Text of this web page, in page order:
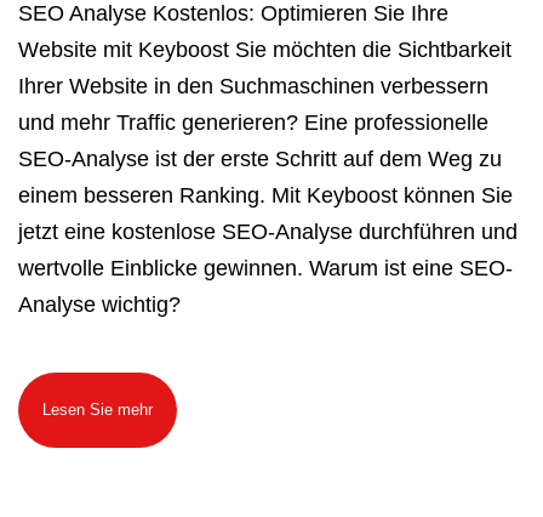
SEO Analyse Kostenlos: Optimieren Sie Ihre
Website mit Keyboost Sie möchten die Sichtbarkeit
Ihrer Website in den Suchmaschinen verbessern
und mehr Traffic generieren? Eine professionelle
SEO-Analyse ist der erste Schritt auf dem Weg zu
einem besseren Ranking. Mit Keyboost können Sie
jetzt eine kostenlose SEO-Analyse durchführen und
wertvolle Einblicke gewinnen. Warum ist eine SEO-
Analyse wichtig?
Lesen Sie mehr